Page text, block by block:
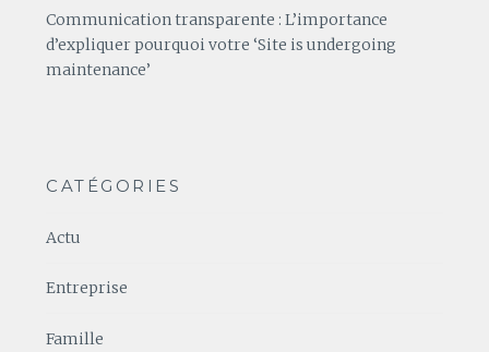
Communication transparente : L’importance
d’expliquer pourquoi votre ‘Site is undergoing
maintenance’
CATÉGORIES
Actu
Entreprise
Famille